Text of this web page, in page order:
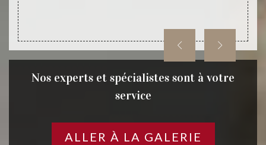
Nos experts et spécialistes sont à votre
service
ALLER À LA GALERIE